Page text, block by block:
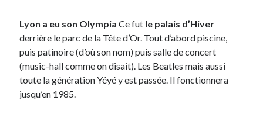
Proust
Sons
Sorties cuculturelles
Tavukoi
Vidéos
Lyon a eu son Olympia Ce fut le palais d’Hiver
derrière le parc de la Tête d’Or. Tout d’abord piscine,
puis patinoire (d’où son nom) puis salle de concert
(music-hall comme on disait). Les Beatles mais aussi
toute la génération Yéyé y est passée. Il fonctionnera
jusqu’en 1985.